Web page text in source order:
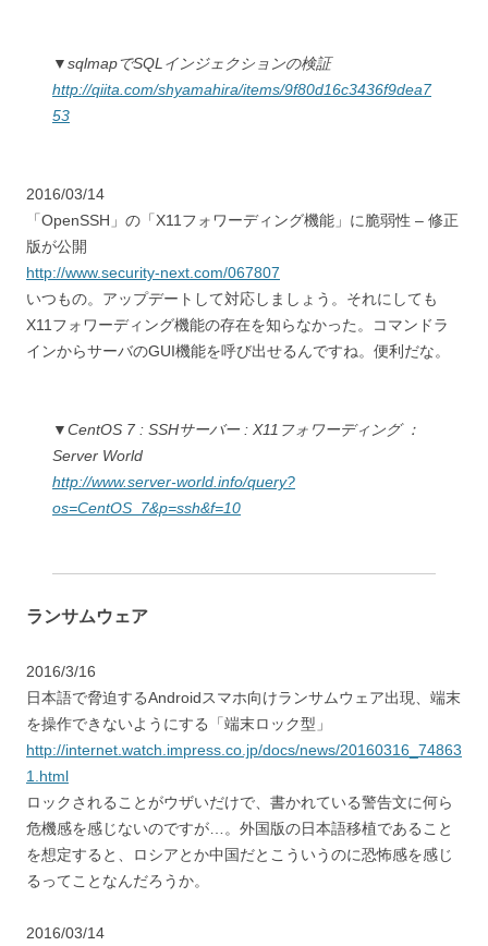
▼sqlmapでSQLインジェクションの検証
http://qiita.com/shyamahira/items/9f80d16c3436f9dea7
53
2016/03/14
「OpenSSH」の「X11フォワーディング機能」に脆弱性 – 修正
版が公開
http://www.security-next.com/067807
いつもの。アップデートして対応しましょう。それにしても
X11フォワーディング機能の存在を知らなかった。コマンドラ
インからサーバのGUI機能を呼び出せるんですね。便利だな。
▼CentOS 7 : SSHサーバー : X11フォワーディング ：
Server World
http://www.server-world.info/query?
os=CentOS_7&p=ssh&f=10
ランサムウェア
2016/3/16
日本語で脅迫するAndroidスマホ向けランサムウェア出現、端末
を操作できないようにする「端末ロック型」
http://internet.watch.impress.co.jp/docs/news/20160316_74863
1.html
ロックされることがウザいだけで、書かれている警告文に何ら
危機感を感じないのですが…。外国版の日本語移植であること
を想定すると、ロシアとか中国だとこういうのに恐怖感を感じ
るってことなんだろうか。
2016/03/14